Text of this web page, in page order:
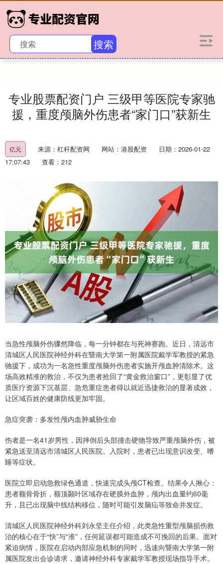
搜索
专业股票配资门户 三级甲等医院专家驰
援，重度颅脑外伤患者“家门口”获新生
亿元 来源：杠杆配资网 网站：港股配资
日期：2026-01-22
17:07:43
查看：212
当急性颅脑外伤骤然降临，每一分钟都在与死神赛跑。近日，清远市
清城区人民医院神经外科在暨南大学第一附属医院戴学军教授的紧急
驰援下，成功为一名急性重度颅脑外伤患者实施开颅血肿清除术。这
场高效精准的救治，不仅为患者抢回了“黄金救治窗口”，更彰显了优
质医疗资源下沉基层、急危重症患者得以就近迅捷救治的显著成效，
让区域百姓的健康防线更加牢固。
急症突袭：多发性颅内血肿威胁生命
伤者是一名41岁男性，因摔倒后头部撞击硬物导致严重颅脑外伤，被
紧急送至清远市清城区人民医院。入院时，患者已出现意识改变、嗜
睡等症状。
医院立即启动急救绿色通道，快速完成头颅CT检查。结果令人揪心：
患者额骨骨折，额顶颞叶区域存在硬膜外血肿，颅内出血量约60毫
升，且已出现脑中线结构移位，随时可能引发脑疝等致命并发症。
清城区人民医院神经外科刘永坚主任介绍，此类急性重型颅脑损伤救
治的核心在于“快”与“准”，任何延误都可能造成不可挽回的后果。面对
紧迫病情，医院在启动内部应急机制的同时，迅速向暨南大学第一附
属医院发出会诊请求，邀请神经外科专家戴学军教授现场指导手术。